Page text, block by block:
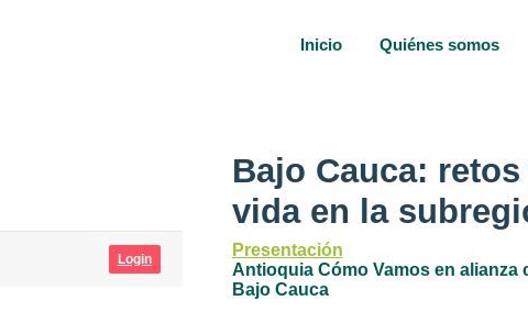
Inicio Quiénes somos
Login
Bajo Cauca:
vida en la
Presentación
Antioquia Cómo Vamos en alianza
Bajo Cauca